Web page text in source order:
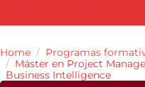
Home Programas
Máster en Project
Business Intelligence